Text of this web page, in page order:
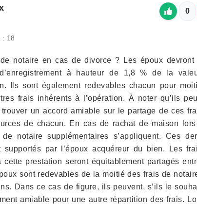
: 18
0
notaire en cas de divorce ? Les époux devront
à hauteur de 1,8 % de la
Ils sont également redevables chacun pour
frais inhérents à l’opération. À noter qu’ils
trouver un accord amiable sur le partage de ces
de chacun. En cas de rachat de maison lors
notaire supplémentaires s’appliquent. Ces
supportés par l’époux acquéreur du bien. Les
cette prestation seront équitablement partagés
sont redevables de la moitié des frais de
Dans ce cas de figure, ils peuvent, s’ils le
amiable pour une autre répartition des frais.